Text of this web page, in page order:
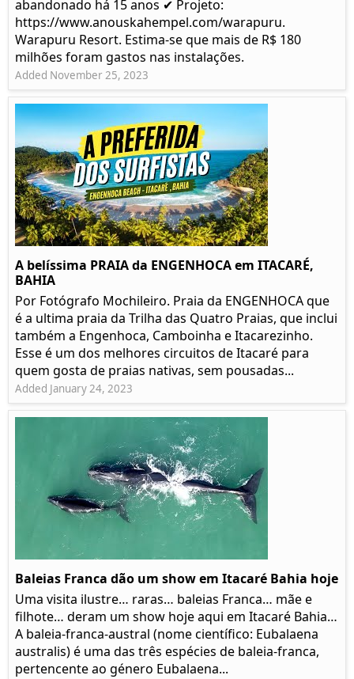
abandonado há 15 anos ✔ Projeto:
https://www.anouskahempel.com/warapuru.
Warapuru Resort. Estima-se que mais de R$ 180
milhões foram gastos nas instalações.
Added November 25, 2023
A belíssima PRAIA da ENGENHOCA em ITACARÉ,
BAHIA
Por Fotógrafo Mochileiro. Praia da ENGENHOCA que
é a ultima praia da Trilha das Quatro Praias, que inclui
também a Engenhoca, Camboinha e Itacarezinho.
Esse é um dos melhores circuitos de Itacaré para
quem gosta de praias nativas, sem pousadas...
Added January 24, 2023
Baleias Franca dão um show em Itacaré Bahia hoje
Uma visita ilustre… raras… baleias Franca… mãe e
filhote… deram um show hoje aqui em Itacaré Bahia…
A baleia-franca-austral (nome científico: Eubalaena
australis) é uma das três espécies de baleia-franca,
pertencente ao género Eubalaena...